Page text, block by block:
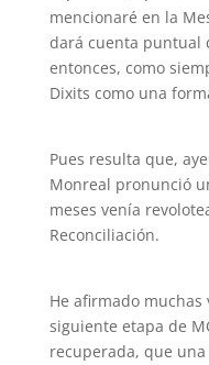
mencionaré en la
dará cuenta puntual
entonces, como
Dixits como una
Pues resulta que,
Monreal pronunció
meses venía
Reconciliación.
He afirmado
siguiente etapa de
recuperada, que